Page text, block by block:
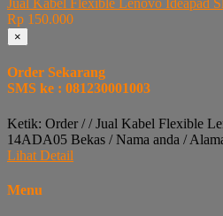
Jual Kabel Flexible Lenovo Ideapad
Rp 150.000
×
Order Sekarang
SMS ke : 081230001003
Ketik: Order / / Jual Kabel Flexible
14ADA05 Bekas / Nama anda /
Lihat Detail
Menu